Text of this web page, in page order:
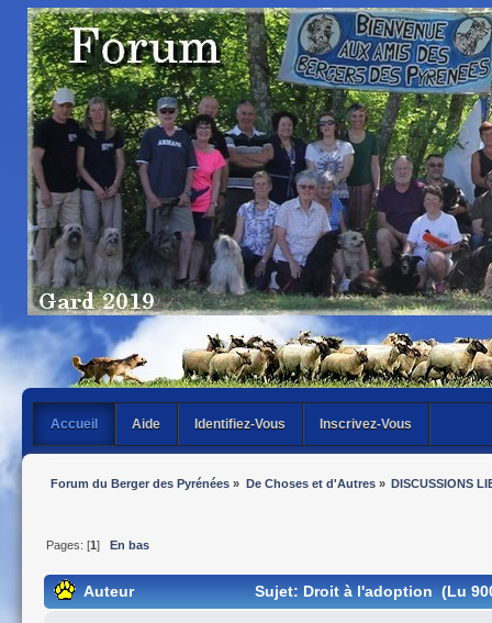
Accueil Aide Identifiez-Vous Inscrivez-Vous
Forum du Berger des Pyrénées » De Choses et d'Autres» DISCUSSIONS
Pages: [1] En bas
Auteur Sujet: Droit à l'adoption (Lu